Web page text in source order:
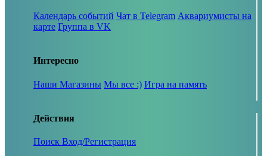
Календарь событий Чат в Telegram Аквариумисты на
карте Группа в VK
Интересно
Наши Магазины Мы все :) Игра на память
Действия
Поиск Вход/Регистрация